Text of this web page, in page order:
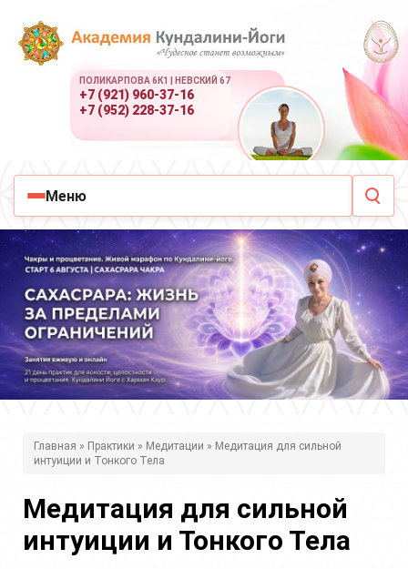
ПОЛИКАРПОВА 6К1 | НЕВСКИЙ 67
+7 (921) 960-37-16
+7 (952) 228-37-16
Меню
д
Главная » Практики » Медитации » Медитация для сильной
интуиции и Тонкого Тела
Медитация для сильной
интуиции и Тонкого Тела